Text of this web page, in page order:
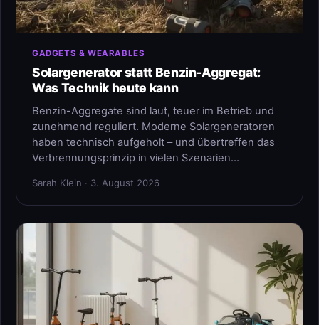
GADGETS & WEARABLES
Solargenerator statt Benzin-Aggregat:
Was Technik heute kann
Benzin-Aggregate sind laut, teuer im Betrieb und
zunehmend reguliert. Moderne Solargeneratoren
haben technisch aufgeholt – und übertreffen das
Verbrennungsprinzip in vielen Szenarien…
Sarah Klein · 3. August 2026